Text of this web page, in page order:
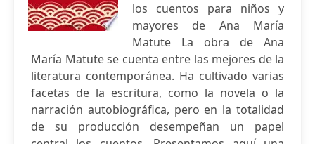
los cuentos para niños y
mayores de Ana María
Matute La obra de Ana
María Matute se cuenta entre las mejores de la
literatura contemporánea. Ha cultivado varias
facetas de la escritura, como la novela o la
narración autobiográfica, pero en la totalidad
de su producción desempeñan un papel